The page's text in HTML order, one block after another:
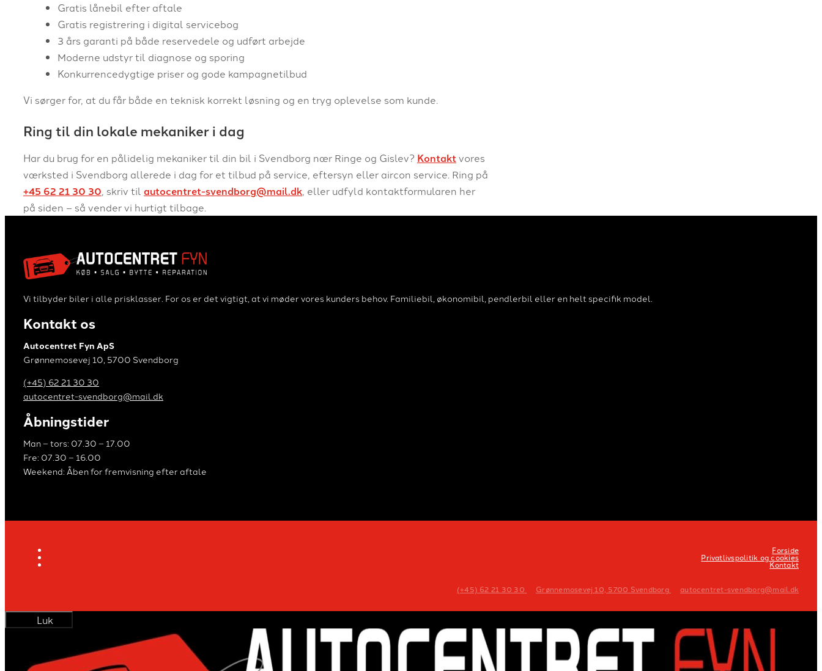
Gratis lånebil efter aftale
Gratis registrering i digital servicebog
3 års garanti på både reservedele og udført arbejde
Moderne udstyr til diagnose og sporing
Konkurrencedygtige priser og gode kampagnetilbud
Vi sørger for, at du får både en teknisk korrekt løsning og en tryg oplevelse som kunde.
Ring til din lokale mekaniker i dag
Har du brug for en pålidelig mekaniker til din bil i Svendborg nær Ringe og Gislev? Kontaktvores
værksted i Svendborg allerede i dag for et tilbud på service, eftersyn eller aircon service. Ring på
+45 62 21 30 30, skriv til autocentret-svendborg@mail.dk, eller udfyld kontaktformularen her
på siden – så vender vi hurtigt tilbage.
Vi tilbyder biler i alle prisklasser. For os er det vigtigt, at vi møder vores kunders behov. Familiebil, økonomibil, pendlerbil eller en helt specifik model.
Kontakt os
Autocentret Fyn ApS
Grønnemosevej 10, 5700 Svendborg
(+45) 62 21 30 30
autocentret-svendborg@mail.dk
Åbningstider
Man – tors: 07.30 – 17.00
Fre: 07.30 – 16.00
Weekend: Åben for fremvisning efter aftale
Forside
Privatlivspolitik og cookies
Kontakt
(+45) 62 21 30 30 Grønnemosevej 10, 5700 Svendborg autocentret-svendborg@mail.dk
Luk